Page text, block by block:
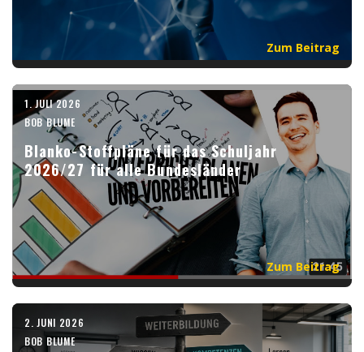
Zum Beitrag
1. JULI 2026
BOB BLUME
Blanko-Stoffpläne für das Schuljahr
2026/27 für alle Bundesländer
Zum Beitrag
2. JUNI 2026
BOB BLUME